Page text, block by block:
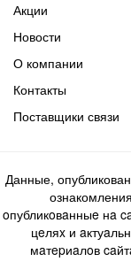
Акции
Новости
О компании
Контакты
Поставщики связи
Данные,
oпубликoвaнныe нa
цeляx и
мaтepиaлoв